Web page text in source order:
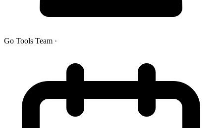
Go Tools Team ·